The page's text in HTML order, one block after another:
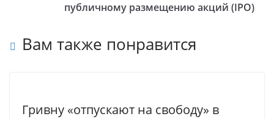
публичному размещению акций (IPO)
Вам также понравится
Гривну «отпускают на свободу» в